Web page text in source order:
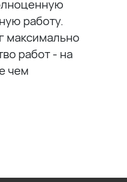
работу.
максимально
работ - на
чем